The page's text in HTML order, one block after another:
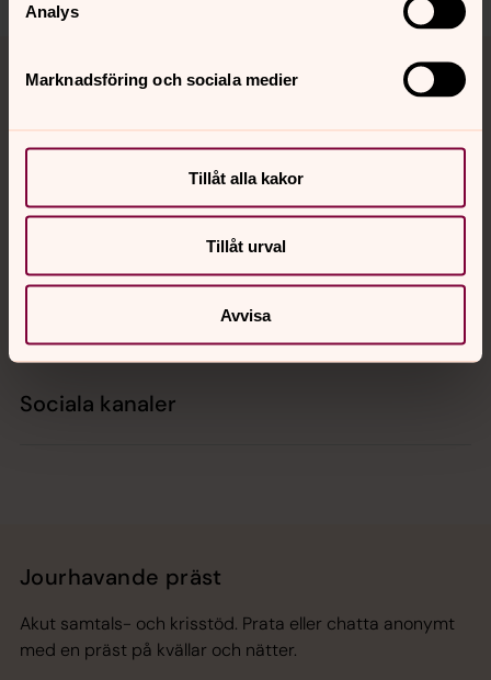
Analys
Marknadsföring och sociala medier
Tillåt alla kakor
Tillåt urval
Avvisa
Kontakt
Sociala kanaler
Jourhavande präst
Akut samtals- och krisstöd. Prata eller chatta anonymt
med en präst på kvällar och nätter.